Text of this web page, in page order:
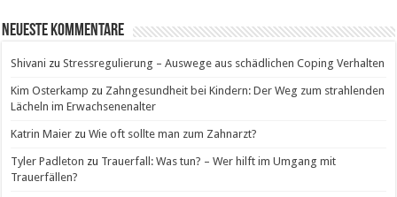
Neueste Kommentare
Shivani zuStressregulierung – Auswege aus schädlichen Coping Verhalten
Kim Osterkamp zu Zahngesundheit bei Kindern: Der Weg zum strahlenden
Lächeln im Erwachsenenalter
Katrin Maier zuWie oft sollte man zum Zahnarzt?
Tyler Padleton zu Trauerfall: Was tun? – Wer hilft im Umgang mit
Trauerfällen?